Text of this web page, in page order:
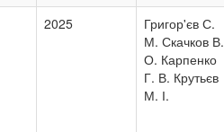
2025
Григор'єв С.
М. Скачков В.
О. Карпенко
Г. В. Крутьєв
М. І.